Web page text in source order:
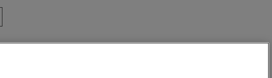
az FR termékünket.